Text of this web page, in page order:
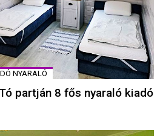
NYARALÓ
partján 8 fős nyaraló kiadó